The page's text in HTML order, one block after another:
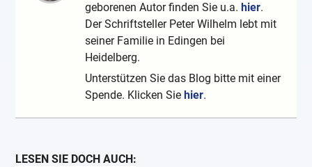
geborenen Autor finden Sie u.a. hier.
Der Schriftsteller Peter Wilhelm lebt mit
seiner Familie in Edingen bei
Heidelberg.
Unterstützen Sie das Blog bitte mit einer
Spende. Klicken Sie hier.
LESEN SIE DOCH AUCH: